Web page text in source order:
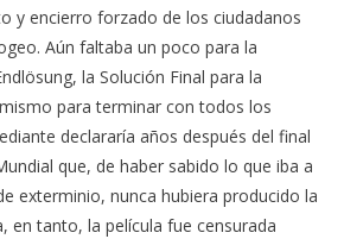
y encierro forzado de los ciudadanos
Aún faltaba un poco para la
la Solución Final para la
para terminar con todos los
declararía años después del final
que, de haber sabido lo que iba a
exterminio, nunca hubiera producido la
en tanto, la película fue censurada